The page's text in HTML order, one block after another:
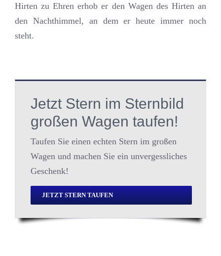
Hirten zu Ehren erhob er den Wagen des Hirten an
den Nachthimmel, an dem er heute immer noch
steht.
Jetzt Stern im Sternbild
großen Wagen taufen!
Taufen Sie einen echten Stern im großen
Wagen und machen Sie ein unvergessliches
Geschenk!
JETZT STERN TAUFEN